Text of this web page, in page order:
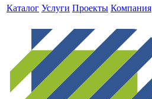
Каталог Услуги Проекты Компания